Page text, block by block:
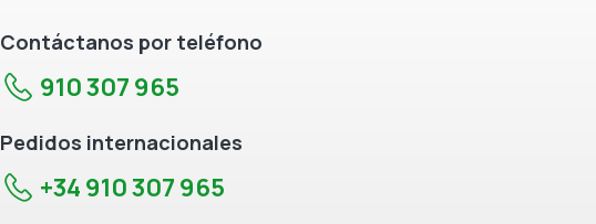
Contáctanos por teléfono
910 307 965
Pedidos internacionales
+34 910 307 965